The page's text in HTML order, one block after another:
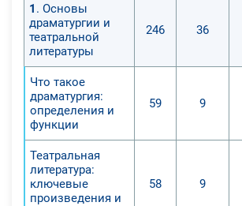
1 . Основы
драматургии и
театральной
литературы
246 36
Что такое
драматургия:
определения и
функции
59 9
Театральная
литература:
ключевые
произведения и
58 9